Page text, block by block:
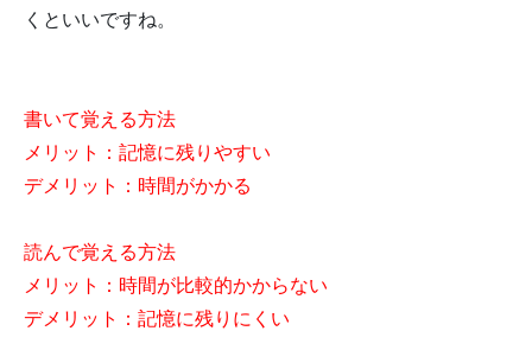
くといいですね。
書いて覚える方法
メリット：記憶に残りやすい
デメリット：時間がかかる
読んで覚える方法
メリット：時間が比較的かからない
デメリット：記憶に残りにくい